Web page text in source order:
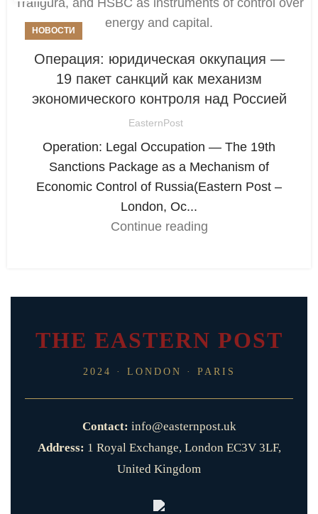
НОВОСТИ
Операция: юридическая оккупация —
19 пакет санкций как механизм
экономического контроля над Россией
EasternPost
Operation: Legal Occupation — The 19th
Sanctions Package as a Mechanism of
Economic Control of Russia(Eastern Post –
London, Oc...
Continue reading
THE EASTERN POST
2024 · LONDON · PARIS
Contact: info@easternpost.uk
Address: 1 Royal Exchange, London EC3V 3LF,
United Kingdom